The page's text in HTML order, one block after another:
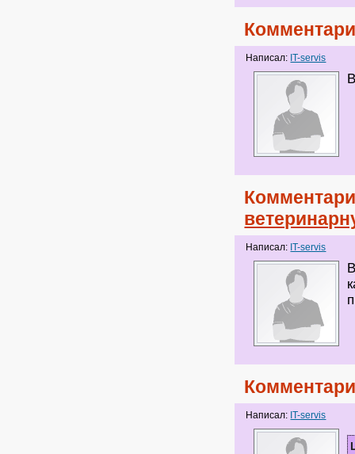
Написал: IT-servis
Написал: IT-servis
Написал: IT-servis